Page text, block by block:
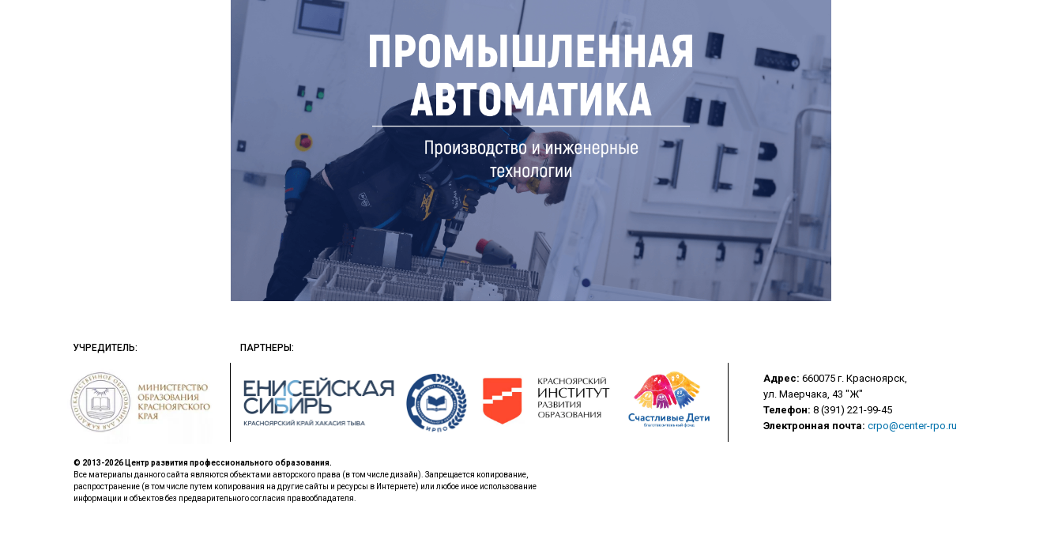
УЧРЕДИТЕЛЬ: ПАРТНЕРЫ:
Адрес: 660075 г. Красноярск,
ул. Маерчака, 43 "Ж"
Телефон: 8 (391) 221-99-45
Электронная почта: crpo@center-rpo.ru
© 2013-2026 Центр развития профессионального образования.
Все материалы данного сайта являются объектами авторского права (в том числе дизайн). Запрещается копирование,
распространение (в том числе путем копирования на другие сайты и ресурсы в Интернете) или любое иное использование
информации и объектов без предварительного согласия правообладателя.